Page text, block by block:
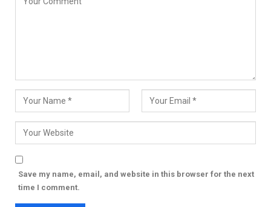
Save my name, email, and website in this browser for the next
time I comment.